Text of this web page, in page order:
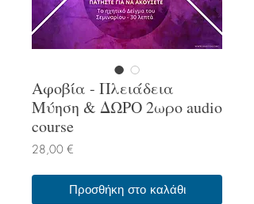
Αφοβία - Πλειάδεια
Μύηση & ΔΩΡΟ 2ωρο audio
course
28,00 €
Προσθήκη στο καλάθι